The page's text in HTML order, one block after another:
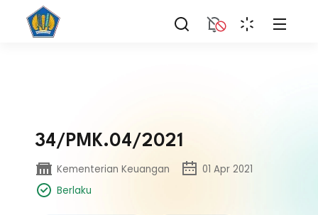
34/PMK.04/2021
Kementerian Keuangan
01 Apr 2021
Berlaku